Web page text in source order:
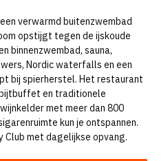
verwarmd buitenzwembad
opstijgt tegen de ijskoude
binnenzwembad, sauna,
Nordic waterfalls en een
bij spierherstel. Het restaurant
en traditionele
met meer dan 800
kun je ontspannen.
Club met dagelijkse opvang.